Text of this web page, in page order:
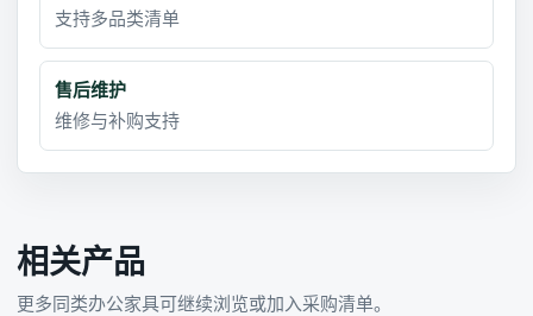
支持多品类清单
售后维护
维修与补购支持
相关产品
更多同类办公家具可继续浏览或加入采购清单。